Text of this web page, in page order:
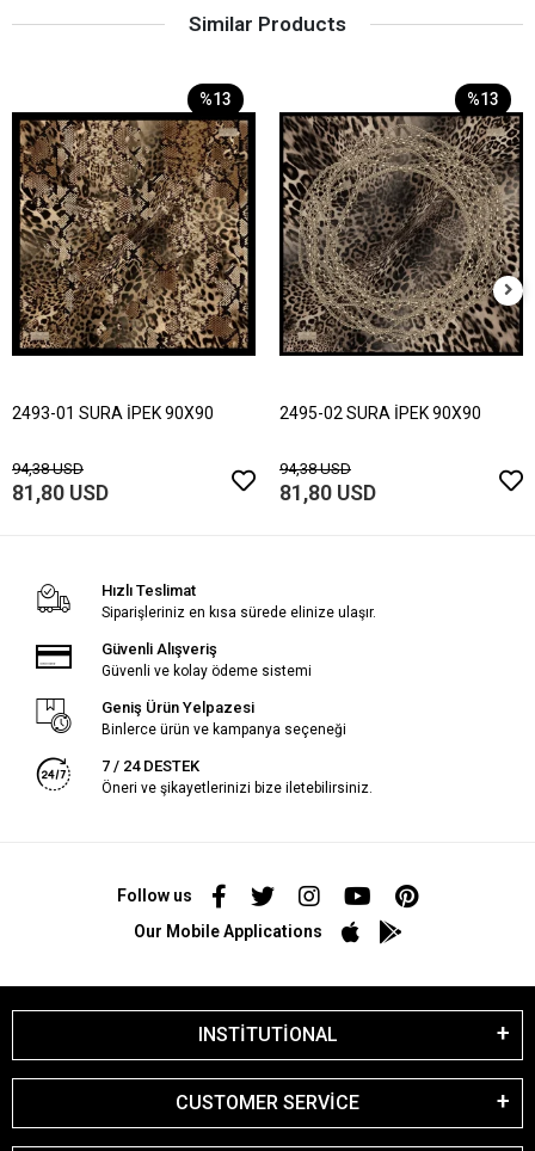
Similar Products
%13
2493-01 SURA İPEK 90X90
94,38 USD
81,80 USD
%13
2495-02 SURA İPEK 90X90
94,38 USD
81,80 USD
Hızlı Teslimat
Siparişleriniz en kısa sürede elinize ulaşır.
Güvenli Alışveriş
Güvenli ve kolay ödeme sistemi
Geniş Ürün Yelpazesi
Binlerce ürün ve kampanya seçeneği
7 / 24 DESTEK
Öneri ve şikayetlerinizi bize iletebilirsiniz.
Follow us
Our Mobile Applications
INSTİTUTİONAL
CUSTOMER SERVİCE